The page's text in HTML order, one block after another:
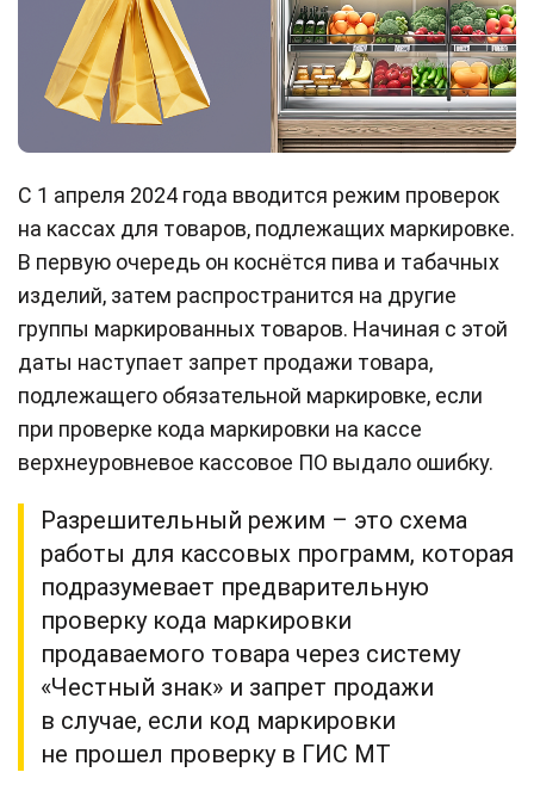
С 1 апреля 2024 года вводится режим проверок
на кассах для товаров, подлежащих маркировке.
В первую очередь он коснётся пива и табачных
изделий, затем распространится на другие
группы маркированных товаров. Начиная с этой
даты наступает запрет продажи товара,
подлежащего обязательной маркировке, если
при проверке кода маркировки на кассе
верхнеуровневое кассовое ПО выдало ошибку.
Разрешительный режим – это схема
работы для кассовых программ, которая
подразумевает предварительную
проверку кода маркировки
продаваемого товара через систему
«Честный знак» и запрет продажи
в случае, если код маркировки
не прошел проверку в ГИС МТ